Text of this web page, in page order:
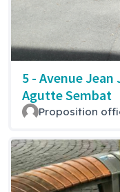
5 - Avenue
Agutte Sembat
Proposition